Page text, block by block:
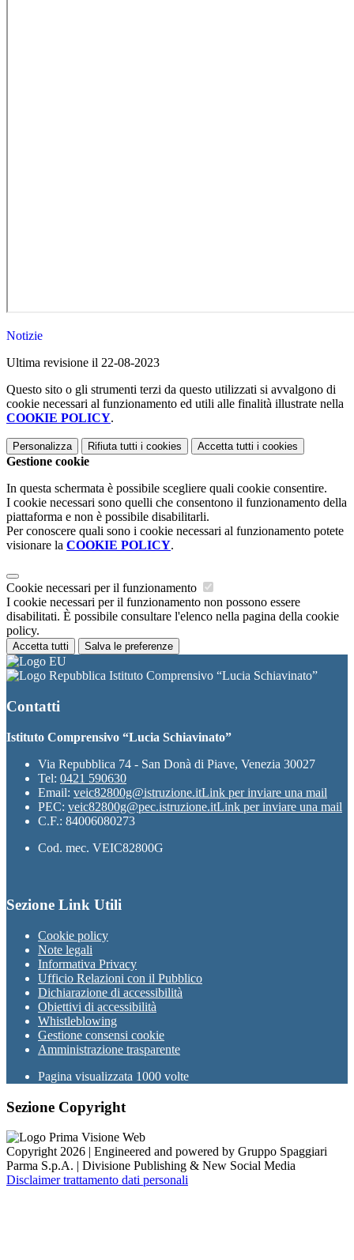
Notizie
Ultima revisione il 22-08-2023
Questo sito o gli strumenti terzi da questo utilizzati si avvalgono di
cookie necessari al funzionamento ed utili alle finalità illustrate nella
COOKIE POLICY.
Personalizza Rifiuta tutti i cookies Accetta tutti i cookies
Gestione cookie
In questa schermata è possibile scegliere quali cookie consentire.
I cookie necessari sono quelli che consentono il funzionamento della
piattaforma e non è possibile disabilitarli.
Per conoscere quali sono i cookie necessari al funzionamento potete
visionare la COOKIE POLICY.
Cookie necessari per il funzionamento
I cookie necessari per il funzionamento non possono essere
disabilitati. È possibile consultare l'elenco nella pagina della cookie
policy.
Accetta tutti Salva le preferenze
Istituto Comprensivo “Lucia Schiavinato”
Contatti
Istituto Comprensivo “Lucia Schiavinato”
Via Repubblica 74 - San Donà di Piave, Venezia 30027
Tel: 0421 590630
Email: veic82800g@istruzione.itLink per inviare una mail
PEC: veic82800g@pec.istruzione.itLink per inviare una mail
C.F.: 84006080273
Cod. mec. VEIC82800G
Sezione Link Utili
Cookie policy
Note legali
Informativa Privacy
Ufficio Relazioni con il Pubblico
Dichiarazione di accessibilità
Obiettivi di accessibilità
Whistleblowing
Gestione consensi cookie
Amministrazione trasparente
Pagina visualizzata 1000 volte
Sezione Copyright
Copyright 2026 | Engineered and powered by Gruppo Spaggiari
Parma S.p.A. | Divisione Publishing & New Social Media
Disclaimer trattamento dati personali